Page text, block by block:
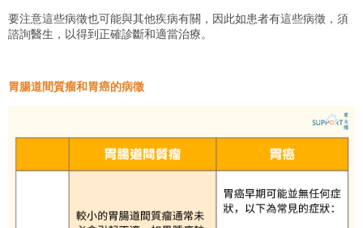
要注意這些病徵也可能與其他疾病有關，因此如患者有這些病徵，須
諮詢醫生，以得到正確診斷和適當治療。
胃腸道間質瘤和胃癌的病徵